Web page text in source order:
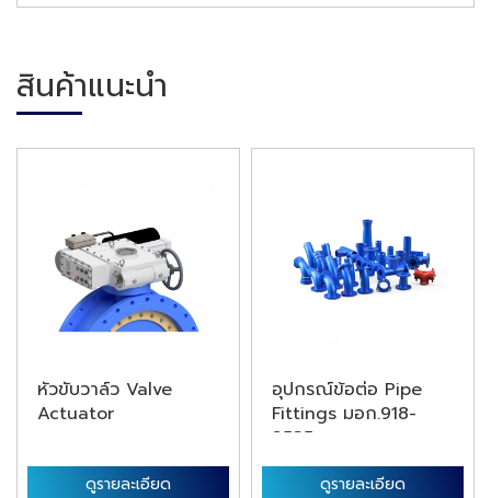
สินค้าแนะนำ
หัวขับวาล์ว Valve
Actuator
ดูรายละเอียด
อุปกรณ์ข้อต่อ Pipe
Fittings มอก.918-
2535 และ ...
ดูรายละเอียด